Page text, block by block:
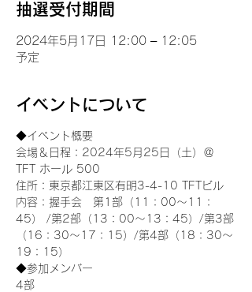
抽選受付期間
2024年5月17日 12:00 – 12:05
予定
イベントについて
◆イベント概要
会場＆日程：2024年5月25日（土）＠
TFT ホール 500
住所：東京都江東区有明3-4-10 TFTビル
内容：握手会　第1部（11：00～11：
45） /第2部（13：00～13：45）/第3部
（16：30～17：15）/第4部（18：30～
19：15）
◆参加メンバー
4部